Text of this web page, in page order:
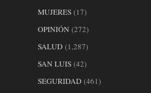
MUJERES (17)
OPINIÓN (272)
SALUD (1,287)
SAN LUIS (42)
SEGURIDAD (461)